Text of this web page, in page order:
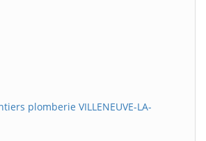
plomberie VILLENEUVE-LA-